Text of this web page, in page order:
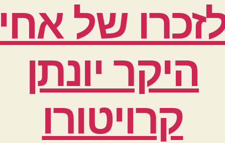
של
היקר יונתן
קרויטורו